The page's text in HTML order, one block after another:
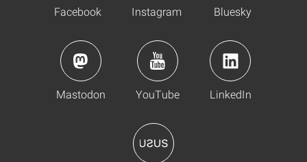
Facebook Instagram Bluesky
Mastodon YouTube LinkedIn